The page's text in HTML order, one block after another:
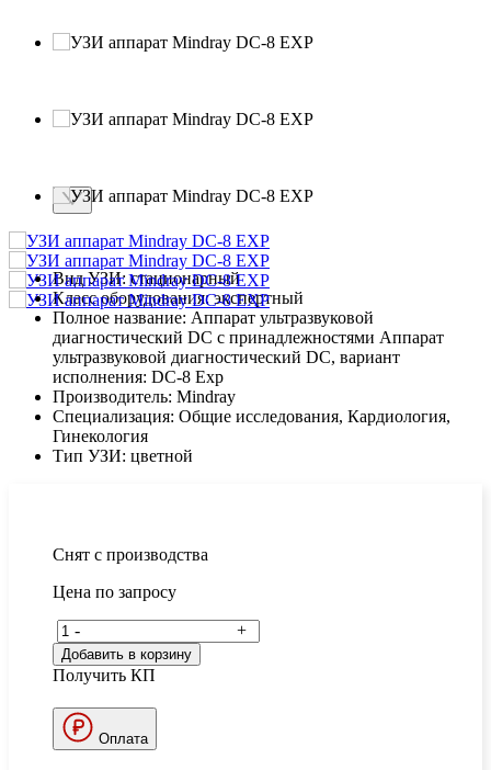
Вид УЗИ:стационарный
Класс оборудования:экспертный
Полное название: Аппарат ультразвуковой
диагностический DC с принадлежностями Аппарат
ультразвуковой диагностический DC, вариант
исполнения: DC-8 Exp
Производитель: Mindray
Специализация: Общие исследования, Кардиология,
Гинекология
Тип УЗИ: цветной
Снят с производства
Цена по запросу
- +
Добавить в корзину
Получить КП
Оплата